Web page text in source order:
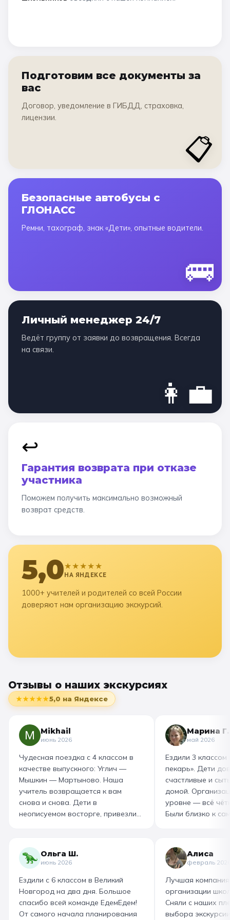
Подготовим все документы за
вас
Договор, уведомление в ГИБДД, страховка,
лицензии.
📋
Безопасные автобусы с
ГЛОНАСС
Ремни, тахограф, знак «Дети», опытные водители.
🚌
Личный менеджер 24/7
Ведёт группу от заявки до возвращения. Всегда
на связи.
👩‍💼
↩️
Гарантия возврата при отказе
участника
Поможем получить максимально возможный
возврат средств.
5,0★★★★★
НА ЯНДЕКСЕ
1000+ учителей и родителей со всей России
доверяют нам организацию экскурсий.
Отзывы о наших экскурсиях
★★★★★5,0 на Яндексе
Mikhail
июнь 2026
Чудесная поездка с 4 классом в
качестве выпускного: Углич —
Мышкин — Мартыново. Наша
учитель возвращается к вам
снова и снова. Дети в
неописуемом восторге, привезли
маршрут для себя, настолько
интересно и насыщенно было.
Огромная благодарность
организатору! Вы лучшие: от
выбора супер-маршрута, питания,
гостиницы, тайминга, до
интересного экскурсовода и
Марина Г.
май 2026
Ездили 3 классом
пекарь». Дети
счастливые и
домой.
уровне — всё
Были близко к
гигантский
изготовили
слоёного теста,
со скоморохом,
загадками. В
горячие
производстве
Ольга Ш.
июнь 2026
Ездили с 6 классом в Великий
Новгород на два дня. Большое
спасибо всей команде ЕдемЕдем!
От самого начала планирования
Алиса
февраль
Лучшая
организации
Сняли с наших
выбора